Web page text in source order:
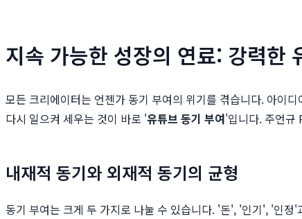
지속 가능한 성장의 연료: 강력한
모든 크리에이터는 언젠가 동기 부여의 위기를 겪습니다. 아이
다시 일으켜 세우는 것이 바로 '유튜브 동기 부여'입니다. 주언규
내재적 동기와 외재적 동기의 균형
동기 부여는 크게 두 가지로 나눌 수 있습니다. '돈', '인기', '인